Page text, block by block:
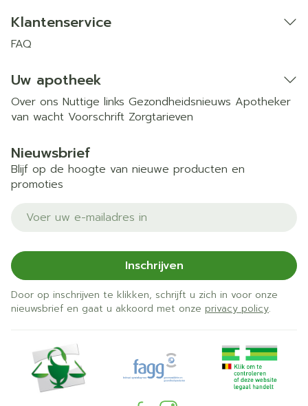
Klantenservice
FAQ
Uw apotheek
Over ons Nuttige links Gezondheidsnieuws Apotheker
van wacht Voorschrift Zorgtarieven
Nieuwsbrief
Blijf op de hoogte van nieuwe producten en
promoties
E-mail adres
Inschrijven
Door op inschrijven te klikken, schrijft u zich in voor onze
nieuwsbrief en gaat u akkoord met onze privacy policy.